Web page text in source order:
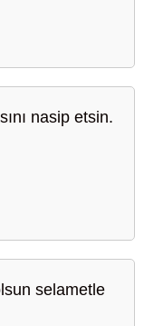
nasip etsin.
selametle